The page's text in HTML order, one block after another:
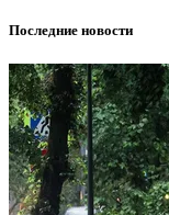
Последние новости